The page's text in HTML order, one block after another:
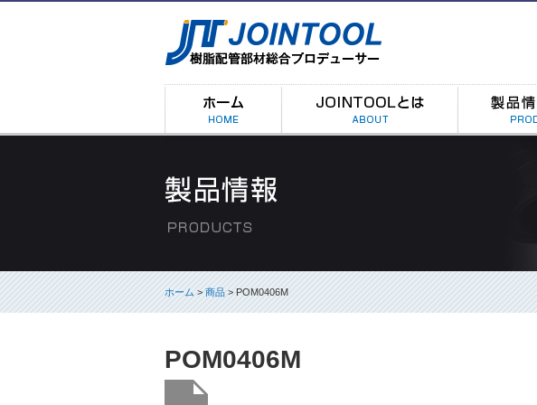
ホーム>商品> POM0406M
POM0406M